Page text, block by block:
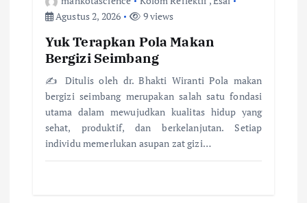
Agustus 2, 2026
9 views
Yuk Terapkan Pola Makan
Bergizi Seimbang
✍️ Ditulis oleh dr. Bhakti Wiranti Pola makan
bergizi seimbang merupakan salah satu fondasi
utama dalam mewujudkan kualitas hidup yang
sehat, produktif, dan berkelanjutan. Setiap
individu memerlukan asupan zat gizi…